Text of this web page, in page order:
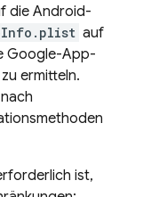
die Android-
Info.plist auf
Google-App-
ermitteln.
ist,